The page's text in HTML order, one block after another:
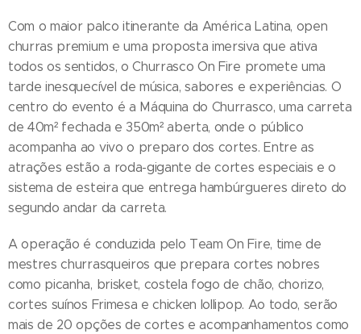
Com o maior palco itinerante da América Latina, open
churras premium e uma proposta imersiva que ativa
todos os sentidos, o Churrasco On Fire promete uma
tarde inesquecível de música, sabores e experiências. O
centro do evento é a Máquina do Churrasco, uma carreta
de 40m² fechada e 350m² aberta, onde o público
acompanha ao vivo o preparo dos cortes. Entre as
atrações estão a roda-gigante de cortes especiais e o
sistema de esteira que entrega hambúrgueres direto do
segundo andar da carreta.
A operação é conduzida pelo Team On Fire, time de
mestres churrasqueiros que prepara cortes nobres
como picanha, brisket, costela fogo de chão, chorizo,
cortes suínos Frimesa e chicken lollipop. Ao todo, serão
mais de 20 opções de cortes e acompanhamentos como